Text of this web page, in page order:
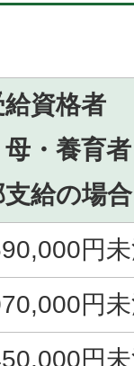
給資格者
母・養育
給の場合
円
円
円